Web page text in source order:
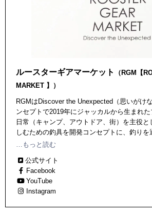
ルースターギアマーケット
（RGM【
MARKET 】）
RGMはDiscover the Unexpected（思いがけ
ンセプトで2019年にジャッカルから生まれ
日常（キャンプ、アウトドア、街）を主役
しむための釣具を開発コンセプトに、釣り
にする様々なアイテムを続々発表中。
…もっと読む
公式サイト
Facebook
YouTube
Instagram